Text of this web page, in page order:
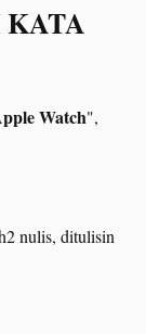
Watch",
nulis, ditulisin